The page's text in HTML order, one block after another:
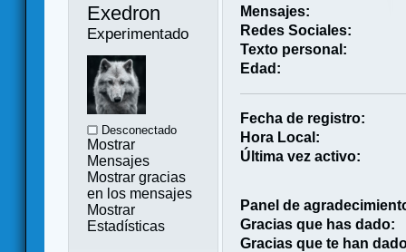
Exedron
Experimentado
Desconectado
Mostrar
Mensajes
Mostrar gracias
en los mensajes
Mostrar
Estadísticas
Mensajes:
Redes Sociales:
Texto personal:
Edad:
Fecha de registro:
Hora Local:
Última vez activo:
Panel de
Gracias que has dado:
Gracias que te han